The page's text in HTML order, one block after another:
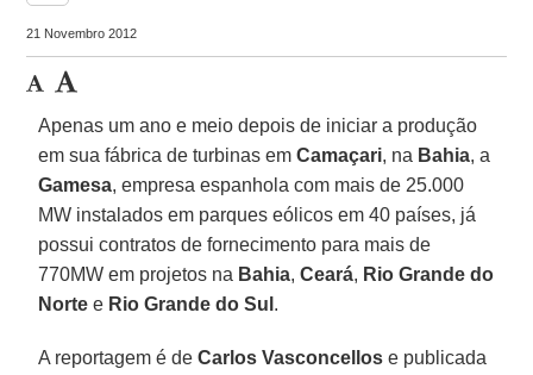
21 Novembro 2012
Apenas um ano e meio depois de iniciar a produção
em sua fábrica de turbinas emCamaçari, na Bahia, a
Gamesa, empresa espanhola com mais de 25.000
MW instalados em parques eólicos em 40 países, já
possui contratos de fornecimento para mais de
770MW em projetos na Bahia,Ceará, Rio Grande do
Nortee Rio Grande do Sul .
A reportagem é deCarlos Vasconcellos e publicada